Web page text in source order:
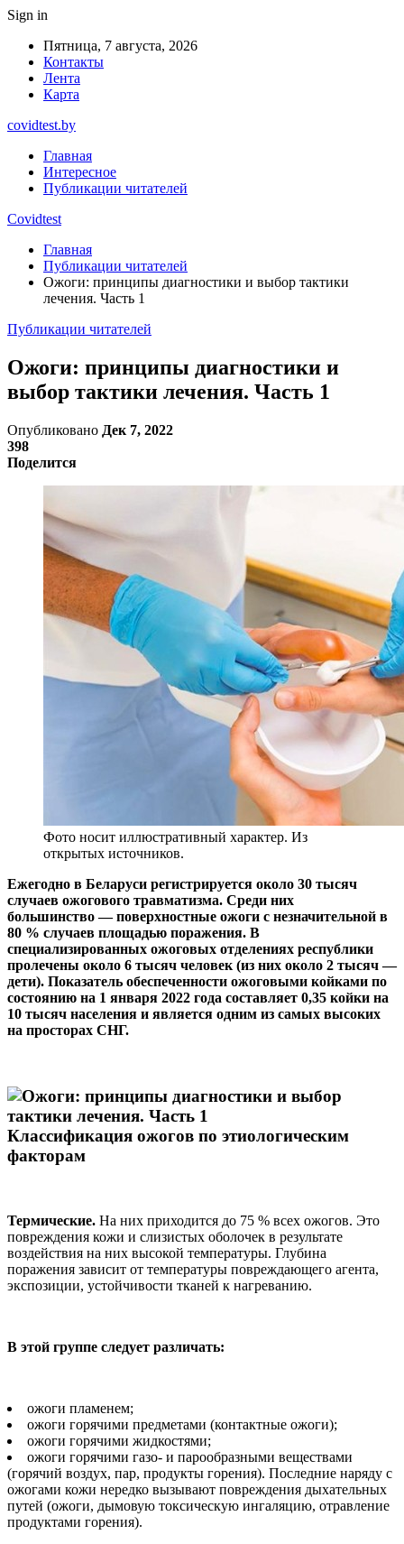
Sign in
Пятница, 7 августа, 2026
Контакты
Лента
Карта
covidtest.by
Главная
Интересное
Публикации читателей
Covidtest
Главная
Публикации читателей
Ожоги: принципы диагностики и выбор тактики
лечения. Часть 1
Публикации читателей
Ожоги: принципы диагностики и
выбор тактики лечения. Часть 1
Опубликовано Дек 7, 2022
398
Поделится
Фото носит иллюстративный характер. Из
открытых источников.
Ежегодно в Беларуси регистрируется около 30 тысяч
случаев ожогового травматизма. Среди них
большинство — поверхностные ожоги с незначительной в
80 % случаев площадью поражения. В
специализированных ожоговых отделениях республики
пролечены около 6 тысяч человек (из них около 2 тысяч —
дети). Показатель обеспеченности ожоговыми койками по
состоянию на 1 января 2022 года составляет 0,35 койки на
10 тысяч населения и является одним из самых высоких
на просторах СНГ.
Классификация ожогов по этиологическим
факторам
Термические. На них приходится до 75 % всех ожогов. Это
повреждения кожи и слизистых оболочек в результате
воздействия на них высокой температуры. Глубина
поражения зависит от температуры повреждающего агента,
экспозиции, устойчивости тканей к нагреванию.
В этой группе следует различать:
ожоги пламенем;
ожоги горячими предметами (контактные ожоги);
ожоги горячими жидкостями;
ожоги горячими газо- и парообразными веществами
(горячий воздух, пар, продукты горения). Последние наряду с
ожогами кожи нередко вызывают повреждения дыхательных
путей (ожоги, дымовую токсическую ингаляцию, отравление
продуктами горения).